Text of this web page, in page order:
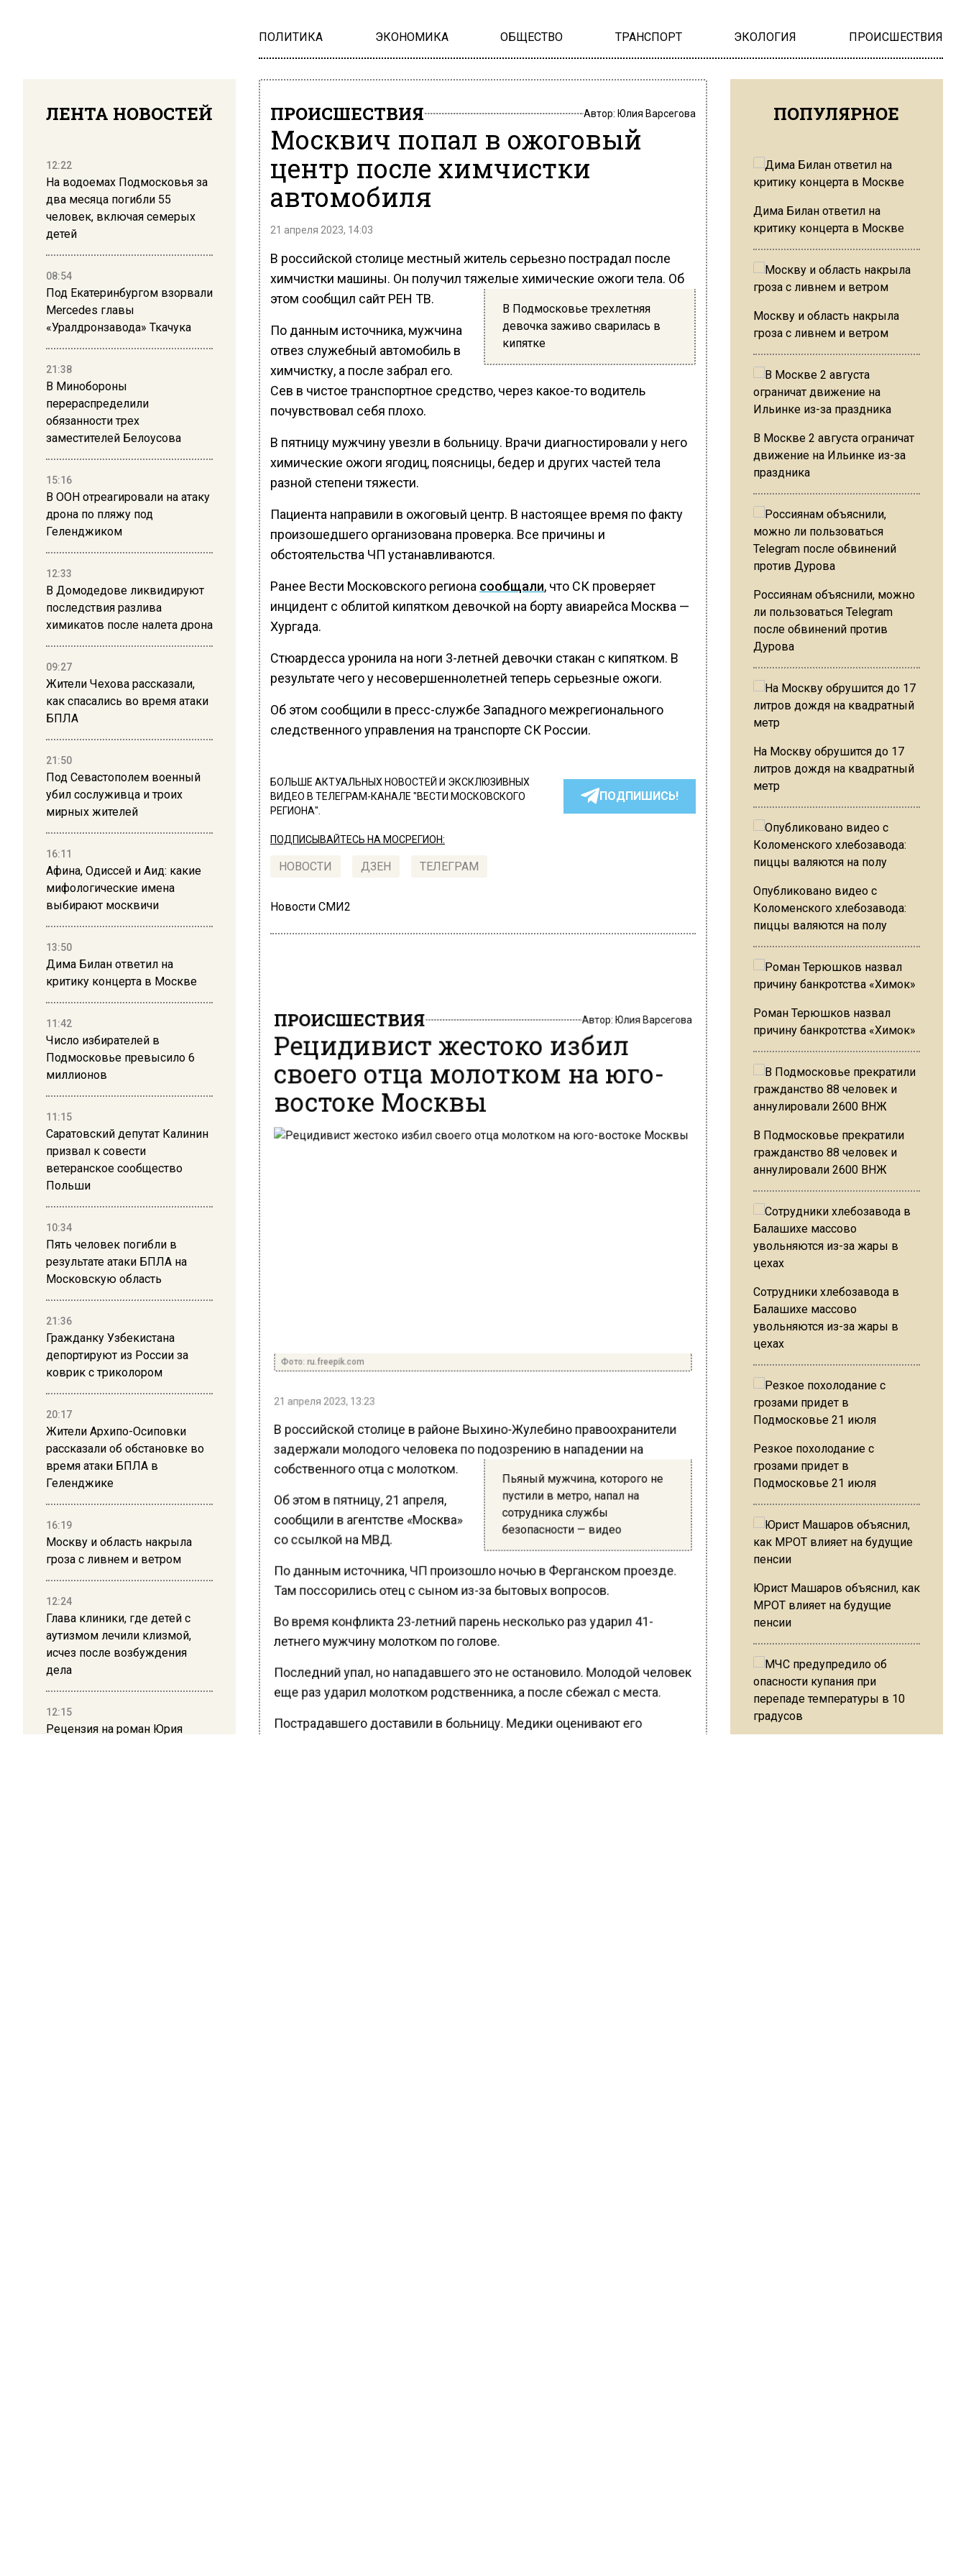
ПОЛИТИКА ЭКОНОМИКА ОБЩЕСТВО ТРАНСПОРТ ЭКОЛОГИЯ ПРОИСШЕСТВИЯ
ЛЕНТА НОВОСТЕЙ
12:22
На водоемах Подмосковья за
два месяца погибли 55
человек, включая семерых
детей
08:54
Под Екатеринбургом взорвали
Mercedes главы
«Уралдронзавода» Ткачука
21:38
В Минобороны
перераспределили
обязанности трех
заместителей Белоусова
15:16
В ООН отреагировали на атаку
дрона по пляжу под
Геленджиком
12:33
В Домодедове ликвидируют
последствия разлива
химикатов после налета дрона
09:27
Жители Чехова рассказали,
как спасались во время атаки
БПЛА
21:50
Под Севастополем военный
убил сослуживца и троих
мирных жителей
16:11
Афина, Одиссей и Аид: какие
мифологические имена
выбирают москвичи
13:50
Дима Билан ответил на
критику концерта в Москве
11:42
Число избирателей в
Подмосковье превысило 6
миллионов
11:15
Саратовский депутат Калинин
призвал к совести
ветеранское сообщество
Польши
10:34
Пять человек погибли в
результате атаки БПЛА на
Московскую область
21:36
Гражданку Узбекистана
депортируют из России за
коврик с триколором
20:17
Жители Архипо-Осиповки
рассказали об обстановке во
время атаки БПЛА в
Геленджике
16:19
Москву и область накрыла
гроза с ливнем и ветром
12:24
Глава клиники, где детей с
аутизмом лечили клизмой,
исчез после возбуждения
дела
12:15
Рецензия на роман Юрия
ПРОИСШЕСТВИЯ Автор: Юлия Варсегова
Москвич попал в ожоговый
центр после химчистки
автомобиля
21 апреля 2023, 14:03
В российской столице местный житель серьезно пострадал после
химчистки машины. Он получил тяжелые химические ожоги тела. Об
этом сообщил сайт РЕН ТВ.
В Подмосковье трехлетняя
девочка заживо сварилась в
кипятке
По данным источника, мужчина
отвез служебный автомобиль в
химчистку, а после забрал его.
Сев в чистое транспортное средство, через какое-то водитель
почувствовал себя плохо.
В пятницу мужчину увезли в больницу. Врачи диагностировали у него
химические ожоги ягодиц, поясницы, бедер и других частей тела
разной степени тяжести.
Пациента направили в ожоговый центр. В настоящее время по факту
произошедшего организована проверка. Все причины и
обстоятельства ЧП устанавливаются.
Ранее Вести Московского региона сообщали, что СК проверяет
инцидент с облитой кипятком девочкой на борту авиарейса Москва —
Хургада.
Стюардесса уронила на ноги 3-летней девочки стакан с кипятком. В
результате чего у несовершеннолетней теперь серьезные ожоги.
Об этом сообщили в пресс-службе Западного межрегионального
следственного управления на транспорте СК России.
БОЛЬШЕ АКТУАЛЬНЫХ НОВОСТЕЙ И ЭКСКЛЮЗИВНЫХ
ВИДЕО В ТЕЛЕГРАМ-КАНАЛЕ "ВЕСТИ МОСКОВСКОГО
РЕГИОНА".
ПОДПИШИСЬ!
ПОДПИСЫВАЙТЕСЬ НА МОСРЕГИОН:
НОВОСТИ ДЗЕН ТЕЛЕГРАМ
Новости СМИ2
ПРОИСШЕСТВИЯ
Рецидивист жестоко избил
своего отца молотком на юго-
востоке Москвы
Фото: ru.freepik.com
21 апреля 2023, 13:23
В российской столице в районе Выхино-Жулебино правоохранители
задержали молодого человека по подозрению в нападении на
собственного отца с молотком.
Пьяный мужчина, которого не
пустили в метро, напал на
сотрудника службы
безопасности — видео
Об этом в пятницу, 21 апреля,
сообщили в агентстве «Москва»
со ссылкой на МВД.
По данным источника, ЧП произошло ночью в Ферганском проезде.
Там поссорились отец с сыном из-за бытовых вопросов.
Во время конфликта 23-летний парень несколько раз ударил 41-
летнего мужчину молотком по голове.
Последний упал, но нападавшего это не остановило. Молодой человек
еще раз ударил молотком родственника, а после сбежал с места.
Пострадавшего доставили в больницу. Медики оценивают его
ПОПУЛЯРНОЕ
Дима Билан ответил на
критику концерта в Москве
Москву и область накрыла
гроза с ливнем и ветром
В Москве 2 августа ограничат
движение на Ильинке из-за
праздника
Россиянам объяснили, можно
ли пользоваться Telegram
после обвинений против
Дурова
На Москву обрушится до 17
литров дождя на квадратный
метр
Опубликовано видео с
Коломенского хлебозавода:
пиццы валяются на полу
Роман Терюшков назвал
причину банкротства «Химок»
В Подмосковье прекратили
гражданство 88 человек и
аннулировали 2600 ВНЖ
Сотрудники хлебозавода в
Балашихе массово
увольняются из-за жары в
цехах
Резкое похолодание с
грозами придет в
Подмосковье 21 июля
Юрист Машаров объяснил, как
МРОТ влияет на будущие
пенсии